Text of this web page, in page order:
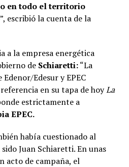
en todo el territorio
escribió la cuenta de la
a la empresa energética
de Schiaretti:“La
Edesur y EPEC
en su tapa de hoyLa
estrictamente a
EPEC.
había cuestionado al
Juan Schiaretti. En unas
acto de campaña, el